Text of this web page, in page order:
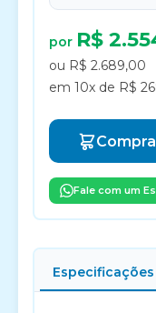
por R$
ou R$ 2.689,00
em 10x de R$
Fale com um